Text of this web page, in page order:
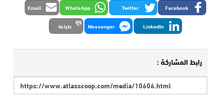
Facebook
Twitter
WhatsApp
Email
LinkedIn
Messenger طباعة
رابط المشاركة :